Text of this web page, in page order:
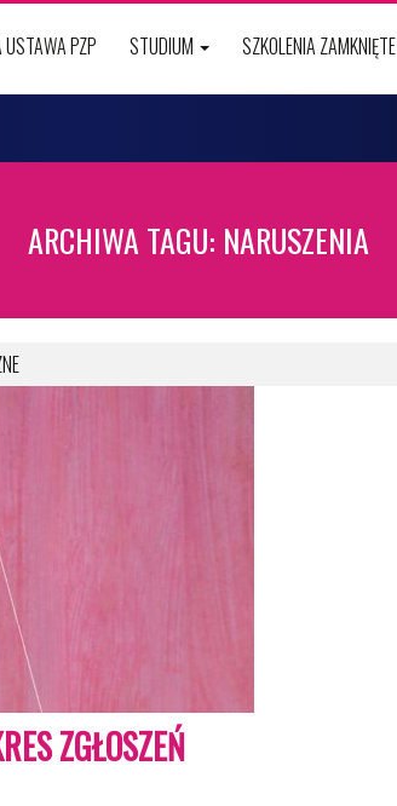
USTAWA PZP STUDIUM SZKOLENIA ZAMKNIĘTE
ARCHIWA TAGU: NARUSZENIA
ZGŁOSZEŃ